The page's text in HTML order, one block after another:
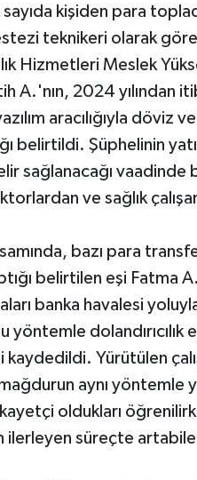
kişiden para
teknikeri olarak
Hizmetleri Meslek
A.'nın, 2024 yılından
aracılığıyla döviz
belirtildi. Şüphelinin
sağlanacağı vaadinde
ve sağlık
bazı para
belirtilen eşi Fatma
banka havalesi
yöntemle
Yürütülen
aynı yöntemle
oldukları
ilerleyen süreçte